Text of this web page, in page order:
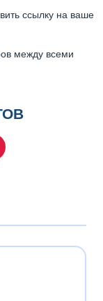
ссылку на ваше
между всеми